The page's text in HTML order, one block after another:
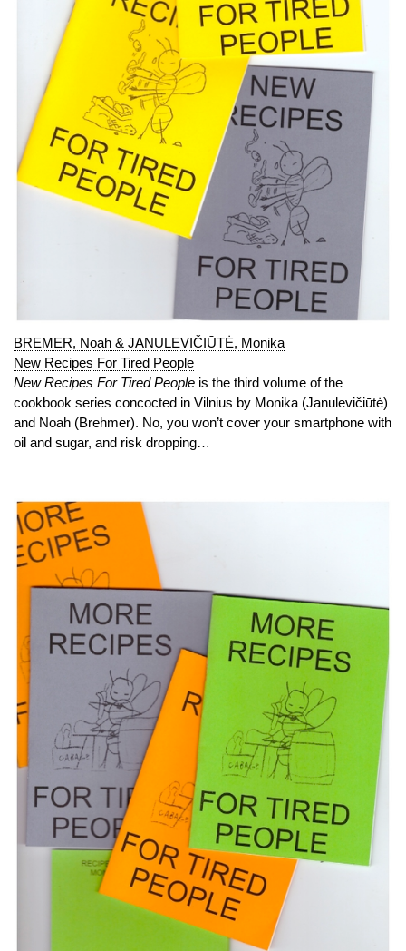
BREMER, Noah & JANULEVIČIŪTĖ, Monika
New Recipes For Tired People
New Recipes For Tired People is the third volume of the
cookbook series concocted in Vilnius by Monika (Janulevičiūtė)
and Noah (Brehmer). No, you won’t cover your smartphone with
oil and sugar, and risk dropping…